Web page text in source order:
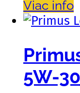
Viac info
5W-30